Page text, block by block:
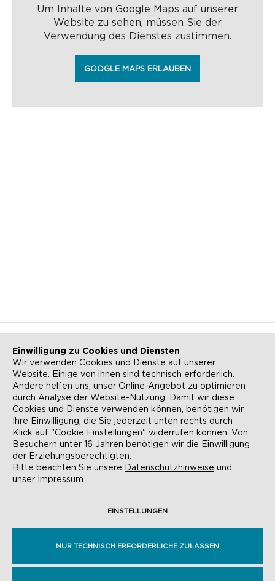
Um Inhalte von Google Maps auf unserer
Website zu sehen, müssen Sie der
Verwendung des Dienstes zustimmen.
GOOGLE MAPS ERLAUBEN
NEWSLETTER KONTAKT
ANFAHRT BARRIEREFREIHEIT
SUCHE AGB
DATENSCHUTZ
COOKIE-EINSTELLUNGEN
© EVANGELISCHE AKADEMIE FRANKFURT,
Einwilligung zu Cookies und Diensten
Wir verwenden Cookies und Dienste auf unserer
Website. Einige von ihnen sind technisch erforderlich.
Andere helfen uns, unser Online-Angebot zu optimieren
durch Analyse der Website-Nutzung. Damit wir diese
Cookies und Dienste verwenden können, benötigen wir
Ihre Einwilligung, die Sie jederzeit unten rechts durch
Klick auf "Cookie Einstellungen" widerrufen können. Von
Besuchern unter 16 Jahren benötigen wir die Einwilligung
der Erziehungsberechtigten.
Bitte beachten Sie unsere Datenschutzhinweise und
unser Impressum
EINSTELLUNGEN
NUR TECHNISCH ERFORDERLICHE ZULASSEN